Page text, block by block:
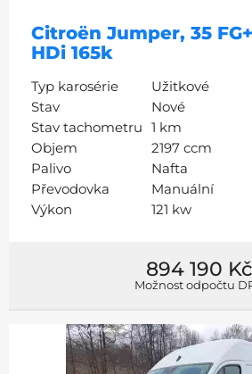
Citroën Jumper, 35
HDi 165k
Typ karosérie
Užitkové
Stav
Nové
Stav tachometru 1 km
Objem
2197 ccm
Palivo
Nafta
Převodovka
Manuální
Výkon
121 kw
894 190 Kč
Možnost odpočtu